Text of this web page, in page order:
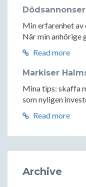
Min erfarenhet
När min anhörige
Read more
Markiser
Mina tips: skaffa
som nyligen
Read more
Archive